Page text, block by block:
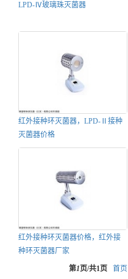
LPD-Ⅳ玻璃珠灭菌器
红外接种环灭菌器，LPD-Ⅱ接种
灭菌器价格
红外接种环灭菌器价格，红外接
种环灭菌器厂家
第1页/共1 页 首页